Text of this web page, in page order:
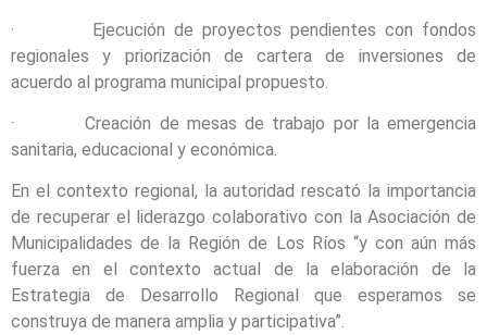
· Ejecución de proyectos pendientes con fondos
regionales y priorización de cartera de inversiones de
acuerdo al programa municipal propuesto.
· Creación de mesas de trabajo por la emergencia
sanitaria, educacional y económica.
En el contexto regional, la autoridad rescató la importancia
de recuperar el liderazgo colaborativo con la Asociación de
Municipalidades de la Región de Los Ríos “y con aún más
fuerza en el contexto actual de la elaboración de la
Estrategia de Desarrollo Regional que esperamos se
construya de manera amplia y participativa”.